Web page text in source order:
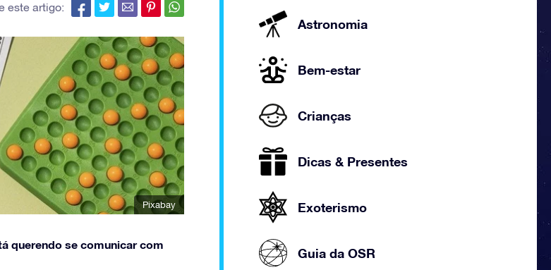
este artigo:
Pixabay
querendo se comunicar com
Astronomia
Bem-estar
Crianças
Dicas & Presentes
Exoterismo
Guia da OSR